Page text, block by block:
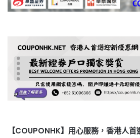
【COUPONHK】用心服務，香港人首